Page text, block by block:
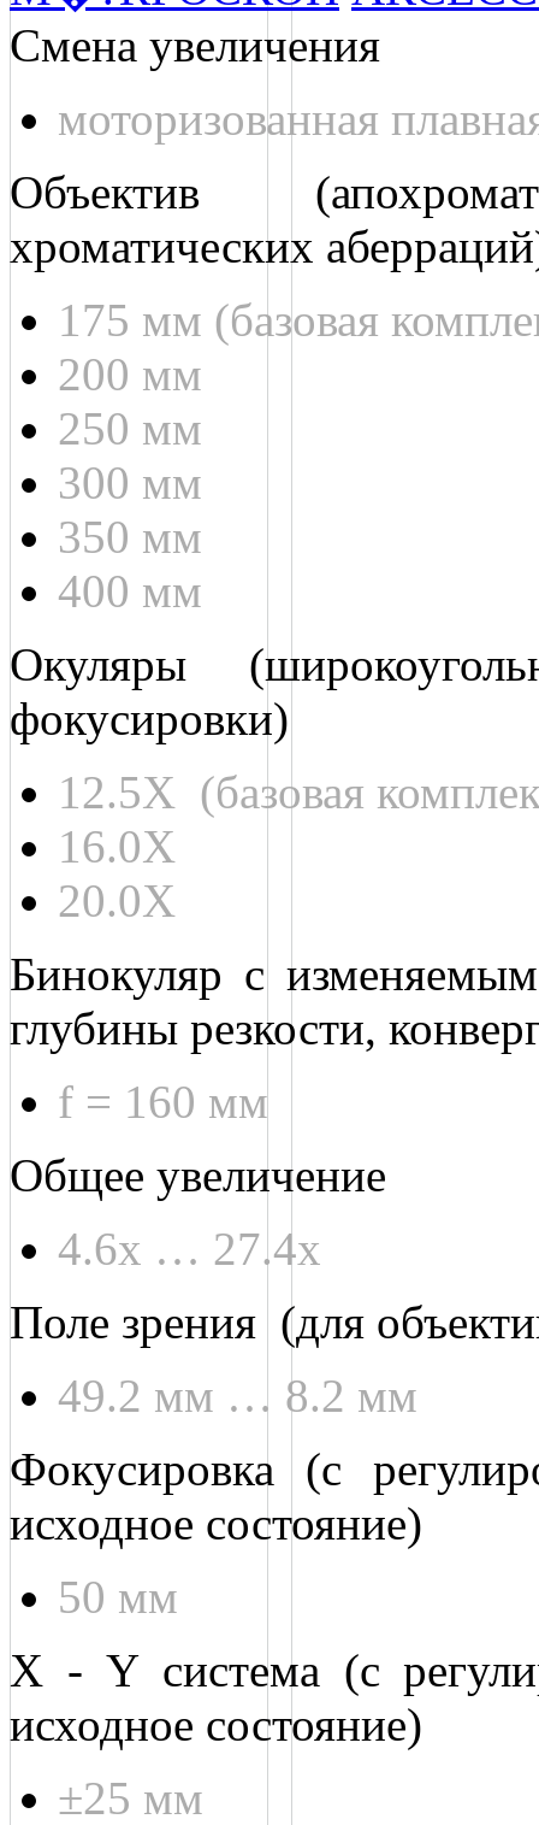
Смена увеличения
моторизованная
Объектив
хроматических
175 мм (базовая
200 мм
250 мм
300 мм
350 мм
400 мм
Окуляры
фокусировки)
12.5X (базовая
16.0Х
20.0Х
Бинокуляр с
глубины резкости,
f = 160 мм
Общее увеличение
4.6х … 27.4х
Поле зрения (для
49.2 мм … 8.2 мм
Фокусировка (с
исходное состояние)
50 мм
X - Y система (с
исходное состояние)
±25 мм